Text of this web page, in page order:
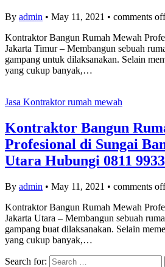
By admin • May 11, 2021 • comments off
Kontraktor Bangun Rumah Mewah
Jakarta Timur – Membangun sebuah
gampang untuk dilaksanakan. Selain
yang cukup banyak,…
Jasa Kontraktor rumah mewah
Kontraktor Bangun
Profesional di Sungai
Utara Hubungi 0811
By admin • May 11, 2021 • comments off
Kontraktor Bangun Rumah Mewah
Jakarta Utara – Membangun sebuah
gampang buat dilaksanakan. Selain
yang cukup banyak,…
Search for: